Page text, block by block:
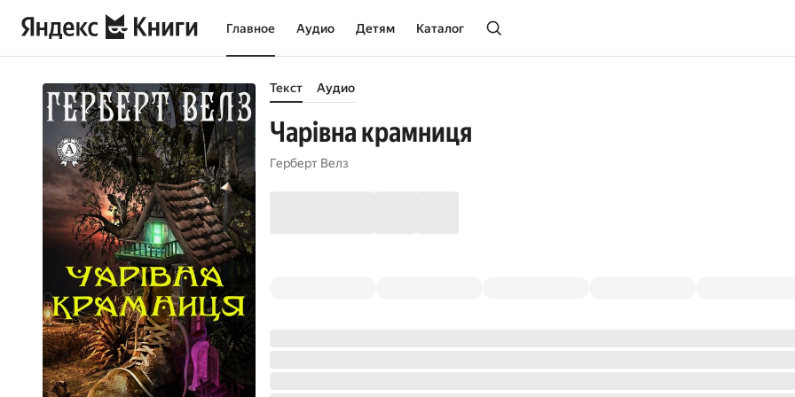
Главное Аудио Детям Каталог
Текст Аудио
Чарівна крамниця
Герберт Велз